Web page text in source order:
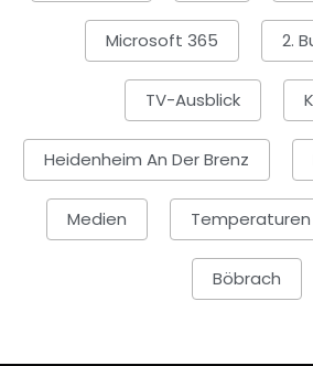
Microsoft 365 2.
TV-Ausblick
Heidenheim An Der Brenz
Medien Temperaturen
Böbrach